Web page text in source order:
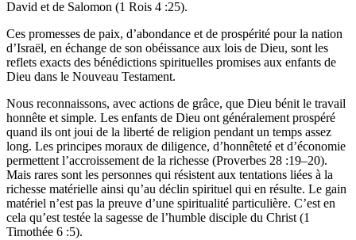
David et de Salomon (1 Rois 4 :25).
Ces promesses de paix, d’abondance et de prospérité pour la nation
d’Israël, en échange de son obéissance aux lois de Dieu, sont les
reflets exacts des bénédictions spirituelles promises aux enfants de
Dieu dans le Nouveau Testament.
Nous reconnaissons, avec actions de grâce, que Dieu bénit le travail
honnête et simple. Les enfants de Dieu ont généralement prospéré
quand ils ont joui de la liberté de religion pendant un temps assez
long. Les principes moraux de diligence, d’honnêteté et d’économie
permettent l’accroissement de la richesse (Proverbes 28 :19–20).
Mais rares sont les personnes qui résistent aux tentations liées à la
richesse matérielle ainsi qu’au déclin spirituel qui en résulte. Le gain
matériel n’est pas la preuve d’une spiritualité particulière. C’est en
cela qu’est testée la sagesse de l’humble disciple du Christ (1
Timothée 6 :5).